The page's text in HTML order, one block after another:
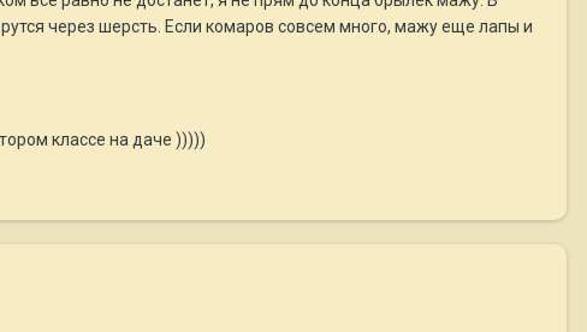
через шерсть. Если комаров совсем много, мажу еще лапы и
классе на даче )))))